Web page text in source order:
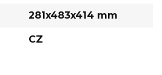
281x483x414 mm
CZ